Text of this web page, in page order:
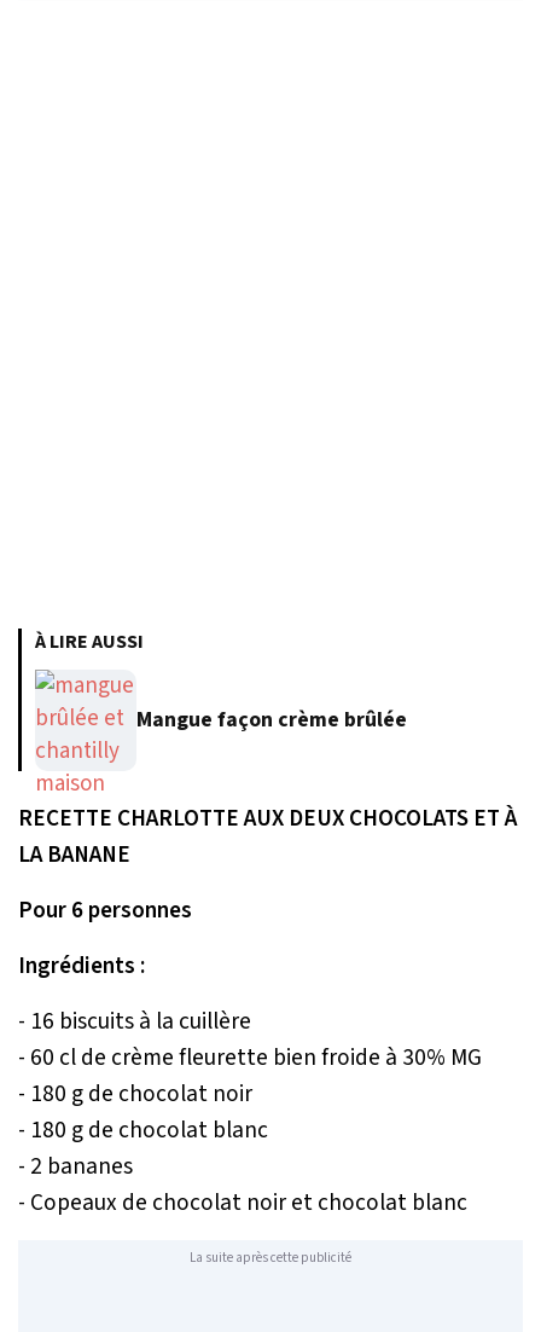
À LIRE AUSSI
Mangue façon crème brûlée
RECETTE CHARLOTTE AUX DEUX CHOCOLATS ET À
LA BANANE
Pour 6 personnes
Ingrédients :
- 16 biscuits à la cuillère
- 60 cl de crème fleurette bien froide à 30% MG
- 180 g de chocolat noir
- 180 g de chocolat blanc
- 2 bananes
- Copeaux de chocolat noir et chocolat blanc
La suite après cette publicité